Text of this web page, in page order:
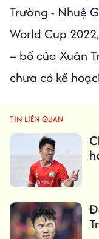
Trường - Nhuệ
World Cup
– bố của Xuân
chưa có kế
TIN LIÊN QUAN